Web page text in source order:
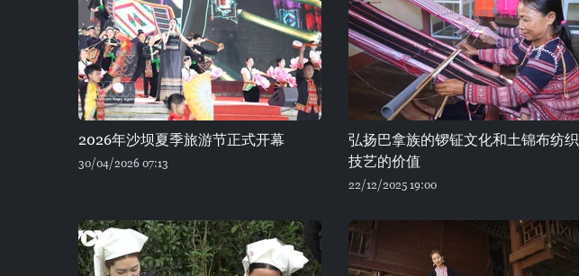
2026年沙坝夏季旅游节正式开幕
30/04/2026 07:13
弘扬巴拿族的锣钲文化和土锦布纺织
技艺的价值
22/12/2025 19:00